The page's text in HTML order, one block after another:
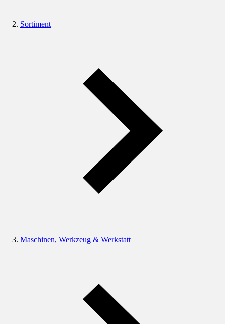
Sortiment
Maschinen, Werkzeug & Werkstatt